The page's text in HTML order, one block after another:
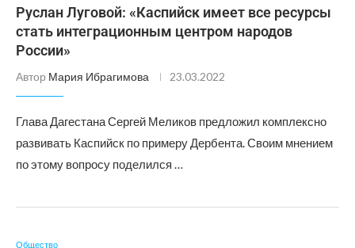
Руслан Луговой: «Каспийск имеет все ресурсы
стать интеграционным центром народов
России»
Автор Мария Ибрагимова 23.03.2022
Глава Дагестана Сергей Меликов предложил комплексно
развивать Каспийск по примеру Дербента. Своим мнением
по этому вопросу поделился …
Общество